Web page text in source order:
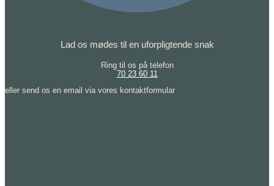
Lad os mødes til en uforpligtende snak
Ring til os på telefon
70 23 60 11
eller send os en email via vores kontaktformular